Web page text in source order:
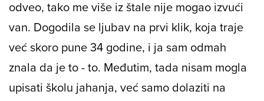
je tata tamo odveo na subotnje jahanje da
vidim ponije i poigram se s njima. I kako me
odveo, tako me više iz štale nije mogao izvući
van. Dogodila se ljubav na prvi klik, koja traje
već skoro pune 34 godine, i ja sam odmah